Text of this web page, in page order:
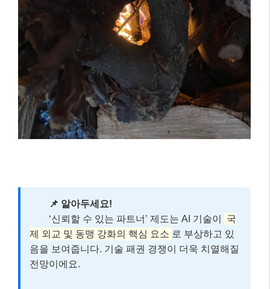
📌 알아두세요!
‘신뢰할 수 있는 파트너’ 제도는 AI 기술이
국
제 외교 및 동맹 강화의 핵심 요소 로 부상하고 있
음을 보여줍니다. 기술 패권 경쟁이 더욱 치열해질
전망이에요.